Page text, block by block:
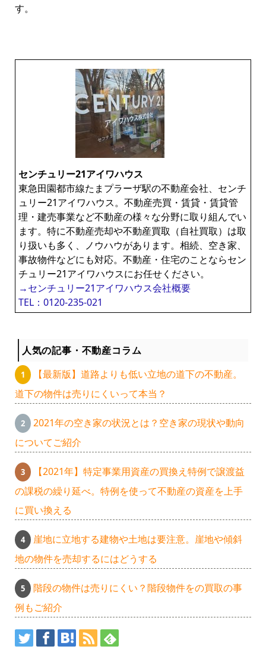
ン
ラ
イ
ブ
ラ
リ
ー
す。
センチュリー21アイワハウス
東急田園都市線たまプラーザ駅の不動産会社、センチ
ュリー21アイワハウス。不動産売買・賃貸・賃貸管
理・建売事業など不動産の様々な分野に取り組んでい
ます。特に不動産売却や不動産買取（自社買取）は取
り扱いも多く、ノウハウがあります。相続、空き家、
事故物件などにも対応。不動産・住宅のことならセン
チュリー21アイワハウスにお任せください。
→センチュリー21アイワハウス会社概要
TEL：0120-235-021
人気の記事・不動産コラム
【最新版】道路よりも低い立地の道下の不動産。
道下の物件は売りにくいって本当？
2021年の空き家の状況とは？空き家の現状や動向
についてご紹介
【2021年】特定事業用資産の買換え特例で譲渡益
の課税の繰り延べ。特例を使って不動産の資産を上手
に買い換える
崖地に立地する建物や土地は要注意。崖地や傾斜
地の物件を売却するにはどうする
階段の物件は売りにくい？階段物件をの買取の事
例もご紹介